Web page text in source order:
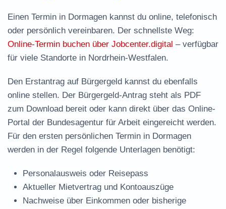
Einen Termin in Dormagen kannst du online, telefonisch
oder persönlich vereinbaren. Der schnellste Weg:
Online-Termin buchen über Jobcenter.digital – verfügbar
für viele Standorte in Nordrhein-Westfalen.
Den Erstantrag auf Bürgergeld kannst du ebenfalls
online stellen. Der Bürgergeld-Antrag steht als PDF
zum Download bereit oder kann direkt über das Online-
Portal der Bundesagentur für Arbeit eingereicht werden.
Für den ersten persönlichen Termin in Dormagen
werden in der Regel folgende Unterlagen benötigt:
Personalausweis oder Reisepass
Aktueller Mietvertrag und Kontoauszüge
Nachweise über Einkommen oder bisherige